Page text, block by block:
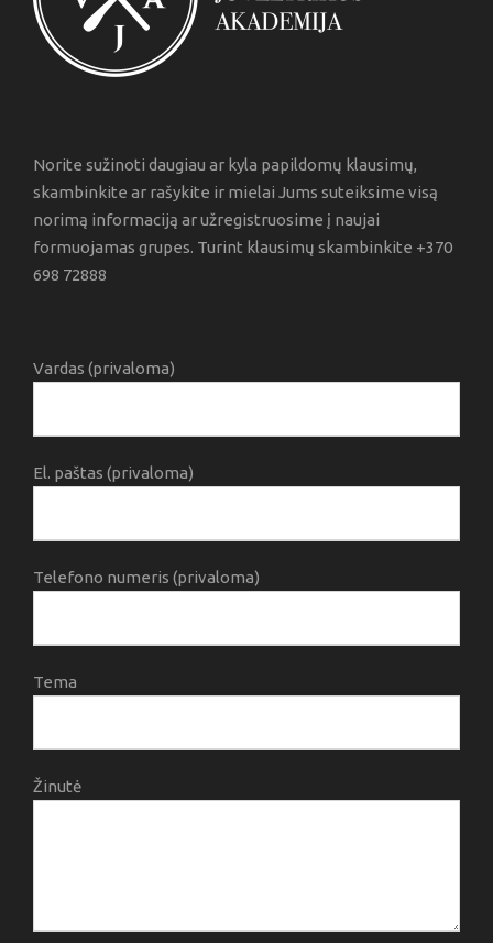
Norite sužinoti daugiau ar kyla papildomų klausimų,
skambinkite ar rašykite ir mielai Jums suteiksime visą
norimą informaciją ar užregistruosime į naujai
formuojamas grupes. Turint klausimų skambinkite +370
698 72888
Vardas (privaloma)
El. paštas (privaloma)
Telefono numeris (privaloma)
Tema
Žinutė